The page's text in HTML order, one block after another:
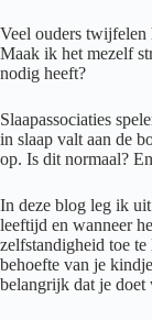
Veel ouders twijfelen
Maak ik het mezelf
nodig heeft?
Slaapassociaties
in slaap valt aan de
op. Is dit normaal?
In deze blog leg ik
leeftijd en wanneer
zelfstandigheid toe
behoefte van je
belangrijk dat je doet